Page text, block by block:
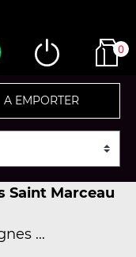
0
A EMPORTER
Saint Marceau
...